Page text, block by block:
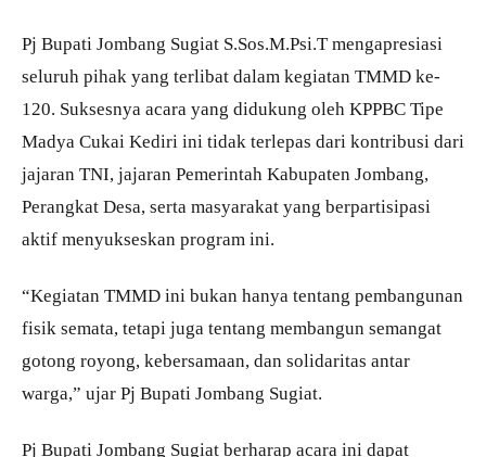
Pj Bupati Jombang Sugiat S.Sos.M.Psi.T mengapresiasi
seluruh pihak yang terlibat dalam kegiatan TMMD ke-
120. Suksesnya acara yang didukung oleh KPPBC Tipe
Madya Cukai Kediri ini tidak terlepas dari kontribusi dari
jajaran TNI, jajaran Pemerintah Kabupaten Jombang,
Perangkat Desa, serta masyarakat yang berpartisipasi
aktif menyukseskan program ini.
“Kegiatan TMMD ini bukan hanya tentang pembangunan
fisik semata, tetapi juga tentang membangun semangat
gotong royong, kebersamaan, dan solidaritas antar
warga,” ujar Pj Bupati Jombang Sugiat.
Pj Bupati Jombang Sugiat berharap acara ini dapat